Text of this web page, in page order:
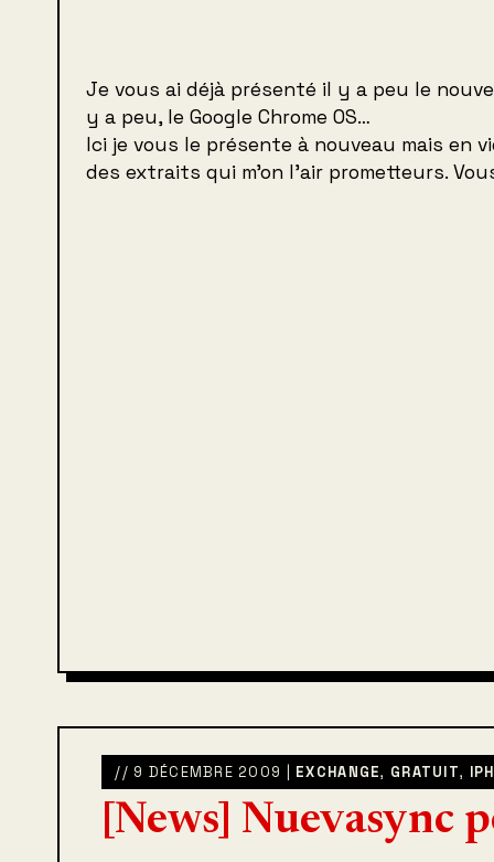
Je vous ai déjà présenté il y a peu le
y a peu, le Google Chrome OS…
Ici je vous le présente à nouveau mais en
des extraits qui m’on l’air prometteurs.
// 9 DÉCEMBRE 2009 | EXCHANGE, GRATUIT,
[News] Nuevasync